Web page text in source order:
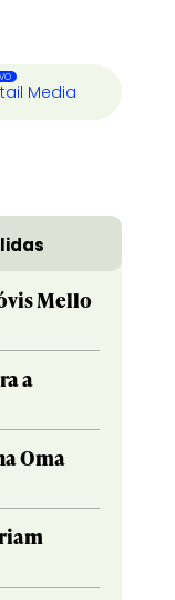
Media
Mello
a
Oma